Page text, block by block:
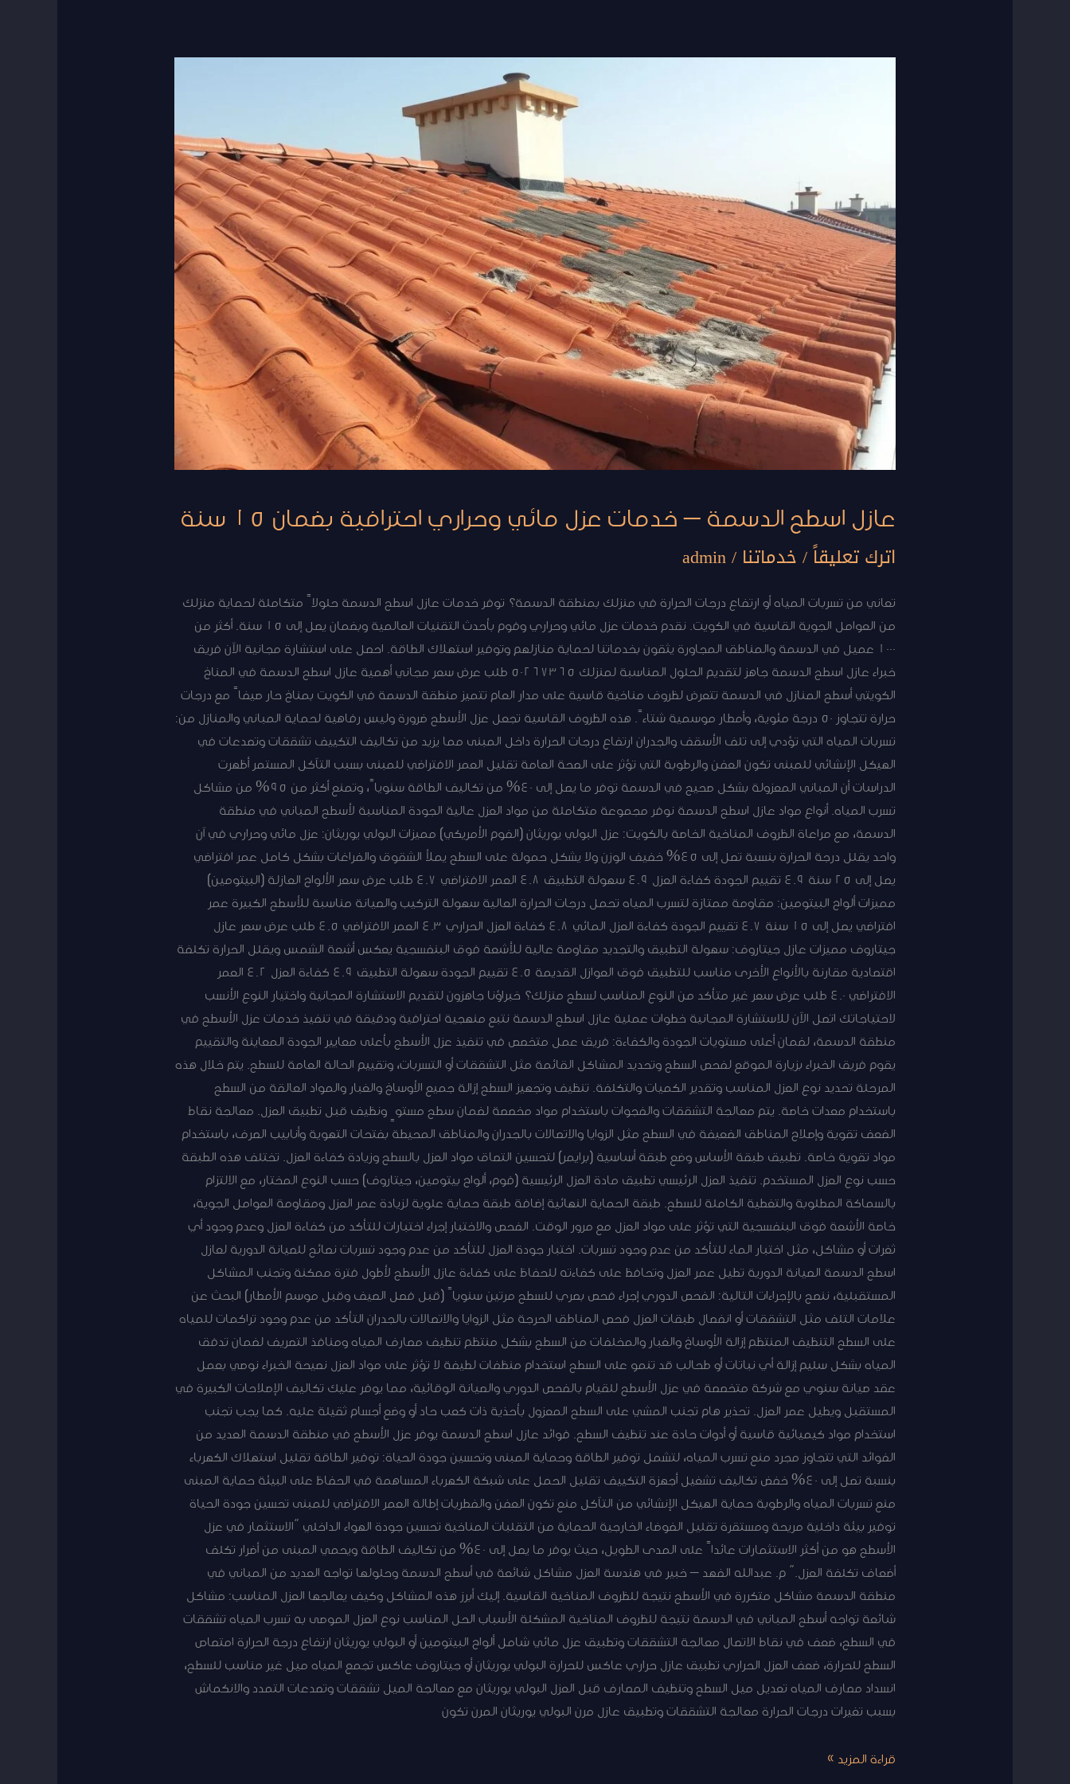
عازل اسطح الدسمة – خدمات عزل مائي وحراري احترافية بضمان 15 سنة
اترك تعليقاً/خدماتنا /
admin
تعاني من تسربات المياه أو ارتفاع درجات الحرارة في منزلك بمنطقة الدسمة؟ توفر خدمات عازل اسطح الدسمة حلولاً متكاملة لحماية منزلك
من العوامل الجوية القاسية في الكويت. نقدم خدمات عزل مائي وحراري وفوم بأحدث التقنيات العالمية وبضمان يصل إلى 15 سنة. أكثر من
1000 عميل في الدسمة والمناطق المجاورة يثقون بخدماتنا لحماية منازلهم وتوفير استهلاك الطاقة. احصل على استشارة مجانية الآن فريق
خبراء عازل اسطح الدسمة جاهز لتقديم الحلول المناسبة لمنزلك 50267365 طلب عرض سعر مجاني أهمية عازل اسطح الدسمة في المناخ
الكويتي أسطح المنازل في الدسمة تتعرض لظروف مناخية قاسية على مدار العام تتميز منطقة الدسمة في الكويت بمناخ حار صيفاً مع درجات
حرارة تتجاوز 50 درجة مئوية، وأمطار موسمية شتاءً. هذه الظروف القاسية تجعل عزل الأسطح ضرورة وليس رفاهية لحماية المباني والمنازل من:
تسربات المياه التي تؤدي إلى تلف الأسقف والجدران ارتفاع درجات الحرارة داخل المبنى مما يزيد من تكاليف التكييف تشققات وتصدعات في
الهيكل الإنشائي للمبنى تكون العفن والرطوبة التي تؤثر على الصحة العامة تقليل العمر الافتراضي للمبنى بسبب التآكل المستمر أظهرت
الدراسات أن المباني المعزولة بشكل صحيح في الدسمة توفر ما يصل إلى 40% من تكاليف الطاقة سنوياً، وتمنع أكثر من 95% من مشاكل
تسرب المياه. أنواع مواد عازل اسطح الدسمة نوفر مجموعة متكاملة من مواد العزل عالية الجودة المناسبة لأسطح المباني في منطقة
الدسمة، مع مراعاة الظروف المناخية الخاصة بالكويت: عزل البولي يوريثان (الفوم الأمريكي) مميزات البولي يوريثان: عزل مائي وحراري في آن
واحد يقلل درجة الحرارة بنسبة تصل إلى 45% خفيف الوزن ولا يشكل حمولة على السطح يملأ الشقوق والفراغات بشكل كامل عمر افتراضي
يصل إلى 25 سنة 4.9 تقييم الجودة كفاءة العزل 4.9 سهولة التطبيق 4.8 العمر الافتراضي 4.7 طلب عرض سعر الألواح العازلة (البيتومين)
مميزات ألواح البيتومين: مقاومة ممتازة لتسرب المياه تحمل درجات الحرارة العالية سهولة التركيب والصيانة مناسبة للأسطح الكبيرة عمر
افتراضي يصل إلى 15 سنة 4.7 تقييم الجودة كفاءة العزل المائي 4.8 كفاءة العزل الحراري 4.3 العمر الافتراضي 4.5 طلب عرض سعر عازل
جيتاروف مميزات عازل جيتاروف: سهولة التطبيق والتجديد مقاومة عالية للأشعة فوق البنفسجية يعكس أشعة الشمس ويقلل الحرارة تكلفة
اقتصادية مقارنة بالأنواع الأخرى مناسب للتطبيق فوق العوازل القديمة 4.5 تقييم الجودة سهولة التطبيق 4.9 كفاءة العزل 4.2 العمر
الافتراضي 4.0 طلب عرض سعر غير متأكد من النوع المناسب لسطح منزلك؟ خبراؤنا جاهزون لتقديم الاستشارة المجانية واختيار النوع الأنسب
لاحتياجاتك اتصل الآن للاستشارة المجانية خطوات عملية عازل اسطح الدسمة نتبع منهجية احترافية ودقيقة في تنفيذ خدمات عزل الأسطح في
منطقة الدسمة، لضمان أعلى مستويات الجودة والكفاءة: فريق عمل متخصص في تنفيذ عزل الأسطح بأعلى معايير الجودة المعاينة والتقييم
يقوم فريق الخبراء بزيارة الموقع لفحص السطح وتحديد المشاكل القائمة مثل التشققات أو التسربات، وتقييم الحالة العامة للسطح. يتم خلال هذه
المرحلة تحديد نوع العزل المناسب وتقدير الكميات والتكلفة. تنظيف وتجهيز السطح إزالة جميع الأوساخ والغبار والمواد العالقة من السطح
باستخدام معدات خاصة. يتم معالجة التشققات والفجوات باستخدام مواد مخصصة لضمان سطح مستوٍ ونظيف قبل تطبيق العزل. معالجة نقاط
الضعف تقوية وإصلاح المناطق الضعيفة في السطح مثل الزوايا والاتصالات بالجدران والمناطق المحيطة بفتحات التهوية وأنابيب الصرف، باستخدام
مواد تقوية خاصة. تطبيق طبقة الأساس وضع طبقة أساسية (برايمر) لتحسين التصاق مواد العزل بالسطح وزيادة كفاءة العزل. تختلف هذه الطبقة
حسب نوع العزل المستخدم. تنفيذ العزل الرئيسي تطبيق مادة العزل الرئيسية (فوم، ألواح بيتومين، جيتاروف) حسب النوع المختار، مع الالتزام
بالسماكة المطلوبة والتغطية الكاملة للسطح. طبقة الحماية النهائية إضافة طبقة حماية علوية لزيادة عمر العزل ومقاومة العوامل الجوية،
خاصة الأشعة فوق البنفسجية التي تؤثر على مواد العزل مع مرور الوقت. الفحص والاختبار إجراء اختبارات للتأكد من كفاءة العزل وعدم وجود أي
ثغرات أو مشاكل، مثل اختبار الماء للتأكد من عدم وجود تسربات. اختبار جودة العزل للتأكد من عدم وجود تسربات نصائح للصيانة الدورية لعازل
اسطح الدسمة الصيانة الدورية تطيل عمر العزل وتحافظ على كفاءته للحفاظ على كفاءة عازل الأسطح لأطول فترة ممكنة وتجنب المشاكل
المستقبلية، ننصح بالإجراءات التالية: الفحص الدوري إجراء فحص بصري للسطح مرتين سنوياً (قبل فصل الصيف وقبل موسم الأمطار) البحث عن
علامات التلف مثل التشققات أو انفصال طبقات العزل فحص المناطق الحرجة مثل الزوايا والاتصالات بالجدران التأكد من عدم وجود تراكمات للمياه
على السطح التنظيف المنتظم إزالة الأوساخ والغبار والمخلفات من السطح بشكل منتظم تنظيف مصارف المياه ومنافذ التصريف لضمان تدفق
المياه بشكل سليم إزالة أي نباتات أو طحالب قد تنمو على السطح استخدام منظفات لطيفة لا تؤثر على مواد العزل نصيحة الخبراء نوصي بعمل
عقد صيانة سنوي مع شركة متخصصة في عزل الأسطح للقيام بالفحص الدوري والصيانة الوقائية، مما يوفر عليك تكاليف الإصلاحات الكبيرة في
المستقبل ويطيل عمر العزل. تحذير هام تجنب المشي على السطح المعزول بأحذية ذات كعب حاد أو وضع أجسام ثقيلة عليه. كما يجب تجنب
استخدام مواد كيميائية قاسية أو أدوات حادة عند تنظيف السطح. فوائد عازل اسطح الدسمة يوفر عزل الأسطح في منطقة الدسمة العديد من
الفوائد التي تتجاوز مجرد منع تسرب المياه، لتشمل توفير الطاقة وحماية المبنى وتحسين جودة الحياة: توفير الطاقة تقليل استهلاك الكهرباء
بنسبة تصل إلى 40% خفض تكاليف تشغيل أجهزة التكييف تقليل الحمل على شبكة الكهرباء المساهمة في الحفاظ على البيئة حماية المبنى
منع تسربات المياه والرطوبة حماية الهيكل الإنشائي من التآكل منع تكون العفن والفطريات إطالة العمر الافتراضي للمبنى تحسين جودة الحياة
توفير بيئة داخلية مريحة ومستقرة تقليل الضوضاء الخارجية الحماية من التقلبات المناخية تحسين جودة الهواء الداخلي “الاستثمار في عزل
الأسطح هو من أكثر الاستثمارات عائداً على المدى الطويل، حيث يوفر ما يصل إلى 40% من تكاليف الطاقة ويحمي المبنى من أضرار تكلف
أضعاف تكلفة العزل.” م. عبدالله الفهد – خبير في هندسة العزل مشاكل شائعة في أسطح الدسمة وحلولها تواجه العديد من المباني في
منطقة الدسمة مشاكل متكررة في الأسطح نتيجة للظروف المناخية القاسية. إليك أبرز هذه المشاكل وكيف يعالجها العزل المناسب: مشاكل
شائعة تواجه أسطح المباني في الدسمة نتيجة للظروف المناخية المشكلة الأسباب الحل المناسب نوع العزل الموصى به تسرب المياه تشققات
في السطح، ضعف في نقاط الاتصال معالجة التشققات وتطبيق عزل مائي شامل ألواح البيتومين أو البولي يوريثان ارتفاع درجة الحرارة امتصاص
السطح للحرارة، ضعف العزل الحراري تطبيق عازل حراري عاكس للحرارة البولي يوريثان أو جيتاروف عاكس تجمع المياه ميل غير مناسب للسطح،
انسداد مصارف المياه تعديل ميل السطح وتنظيف المصارف قبل العزل البولي يوريثان مع معالجة الميل تشققات وتصدعات التمدد والانكماش
بسبب تغيرات درجات الحرارة معالجة التشققات وتطبيق عازل مرن البولي يوريثان المرن تكون
مائي
وحراري
احترافية
بضمان
15
سنة
قراءة المزيد »